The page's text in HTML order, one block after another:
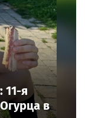
11-я
в